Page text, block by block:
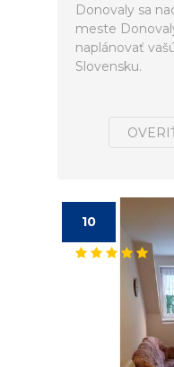
Donovaly sa
meste
naplánovať
Slovensku.
10